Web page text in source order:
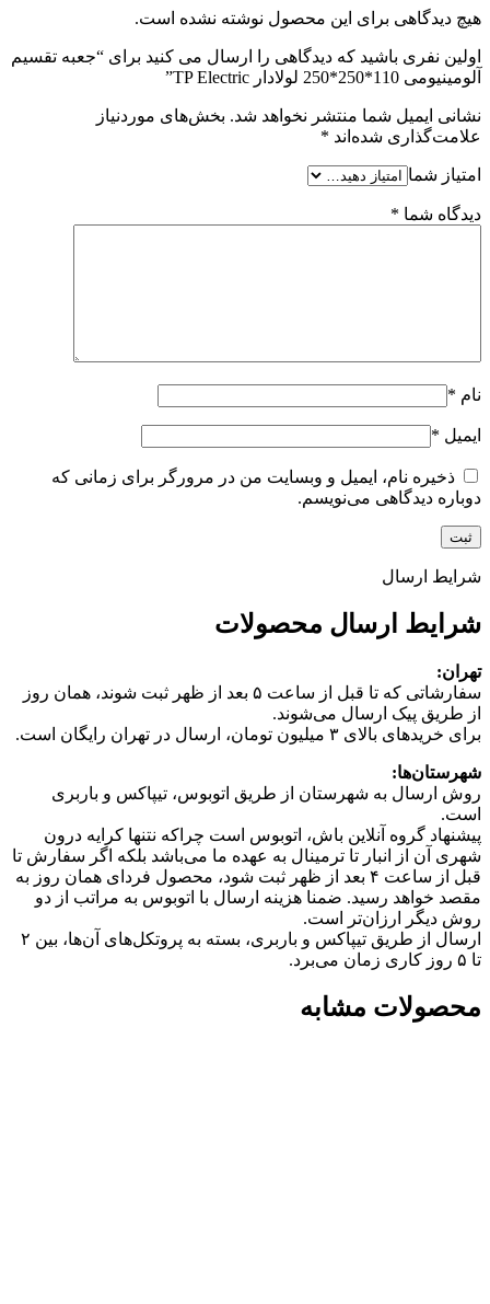
هیچ دیدگاهی برای این محصول نوشته نشده است.
اولین نفری باشید که دیدگاهی را ارسال می کنید برای “جعبه تقسیم
آلومینیومی 110*250*250 لولادار TP Electric”
نشانی ایمیل شما منتشر نخواهد شد. بخش‌های موردنیاز
علامت‌گذاری شده‌اند *
امتیاز شما
دیدگاه شما *
نام *
ایمیل *
ذخیره نام، ایمیل و وبسایت من در مرورگر برای زمانی که
دوباره دیدگاهی می‌نویسم.
شرایط ارسال
شرایط ارسال محصولات
تهران:
سفارشاتی که تا قبل از ساعت ۵ بعد از ظهر ثبت شوند، همان روز
از طریق پیک ارسال می‌شوند.
برای خریدهای بالای ۳ میلیون تومان، ارسال در تهران رایگان است.
شهرستان‌ها:
روش ارسال به شهرستان از طریق اتوبوس، تیپاکس و باربری
است.
پیشنهاد گروه آنلاین باش، اتوبوس است چرا‌که نتنها کرایه درون
شهری آن از انبار تا ترمینال به عهده ما می‌باشد بلکه اگر سفارش تا
قبل از ساعت ۴ بعد از ظهر ثبت شود، محصول فردای همان روز به
مقصد خواهد رسید. ضمنا هزینه ارسال با اتوبوس به مراتب از دو
روش دیگر ارزان‌تر است.
ارسال از طریق تیپاکس و باربری، بسته به پروتکل‌های آن‌ها، بین ۲
تا ۵ روز کاری زمان می‌برد.
محصولات مشابه